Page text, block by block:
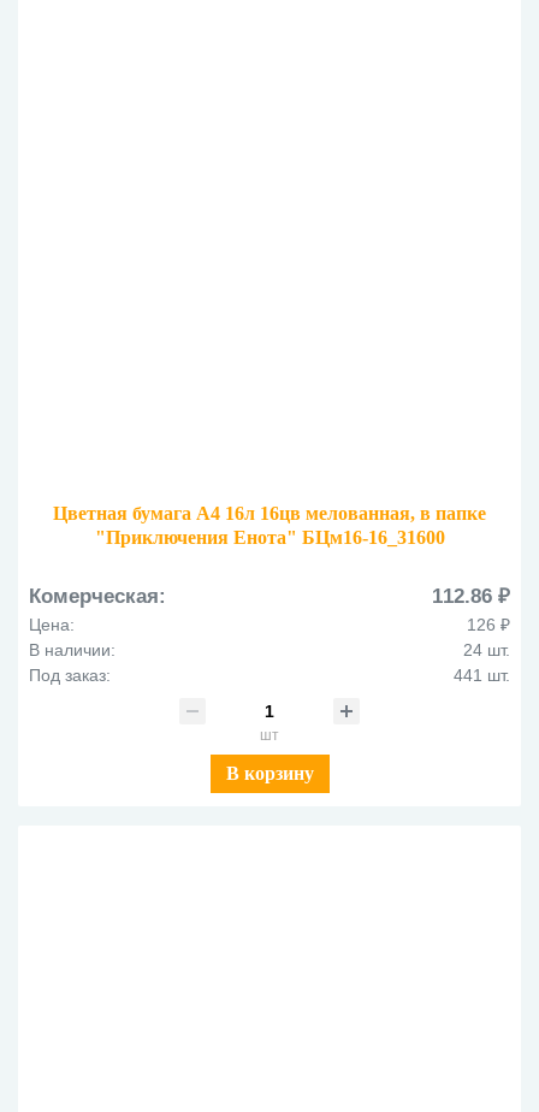
Цветная бумага А4 16л 16цв мелованная, в папке
"Приключения Енота" БЦм16-16_31600
Комерческая: 112.86 ₽
Цена:
126 ₽
В наличии:
24 шт.
Под заказ:
441 шт.
шт
В корзину